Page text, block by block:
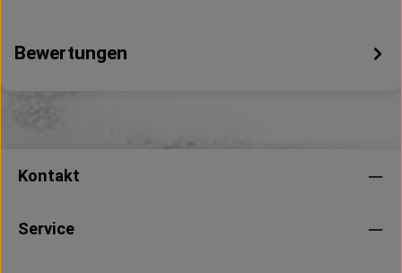
Bewertungen
Kontakt
Service